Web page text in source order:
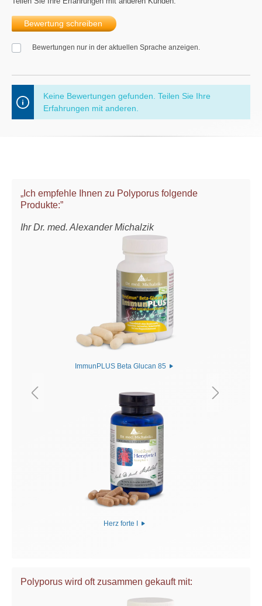
Bewertung schreiben
Bewertungen nur in der aktuellen Sprache anzeigen.
Keine Bewertungen gefunden. Teilen Sie Ihre
Erfahrungen mit anderen.
„Ich empfehle Ihnen zu Polyporus folgende
Produkte:”
Ihr Dr. med. Alexander Michalzik
ImmunPLUS Beta Glucan 85
Herz forte I
Polyporus wird oft zusammen gekauft mit: